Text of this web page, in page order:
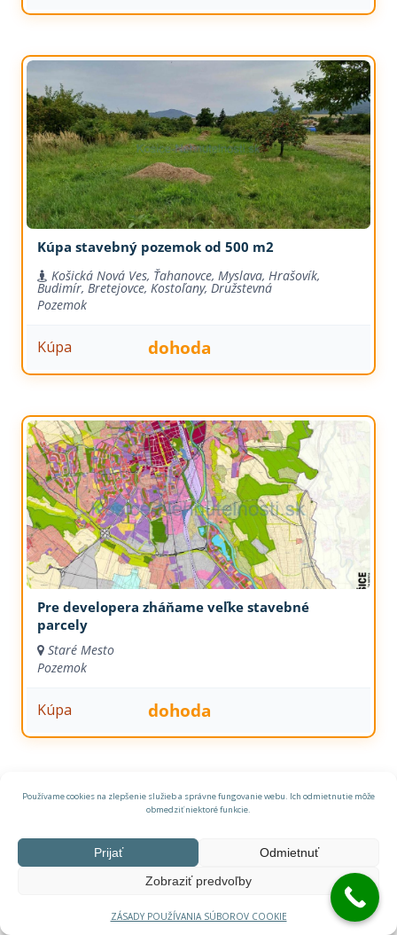
Používame cookies na zlepšenie služieb a správne fungovanie webu. Ich odmietnutie môže
obmedziť niektoré funkcie.
Prijať
Odmietnuť
Zobraziť predvoľby
ZÁSADY POUŽÍVANIA SÚBOROV COOKIE
Kúpa stavebný pozemok od 500 m2
Košická Nová Ves, Ťahanovce, Myslava, Hrašovík,
Budimír, Bretejovce, Kostoľany, Družstevná
Pozemok
Kúpa dohoda
Pre developera zháňame veľke stavebné
parcely
Staré Mesto
Pozemok
Kúpa dohoda